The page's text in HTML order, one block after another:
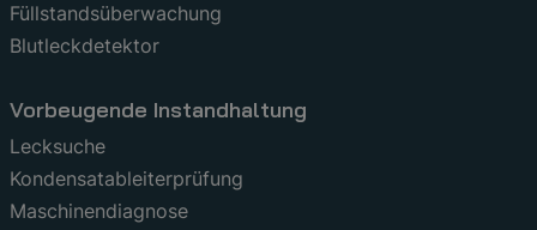
Füllstandsüberwachung
Blutleckdetektor
Vorbeugende Instandhaltung
Lecksuche
Kondensatableiterprüfung
Maschinendiagnose